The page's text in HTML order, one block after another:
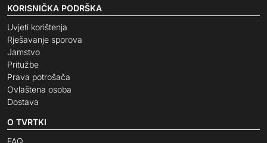
KORISNIČKA PODRŠKA
Uvjeti korištenja
Rješavanje sporova
Jamstvo
Pritužbe
Prava potrošača
Ovlaštena osoba
Dostava
O TVRTKI